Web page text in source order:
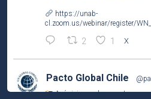
https://unab-
cl.zoom.us/webinar/register/
2 1 X
Pacto Global Chile
Así vivimos el encuentro